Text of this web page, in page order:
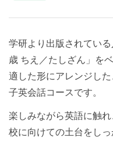
学研より出版されてい
歳 ちえ／たしざん」を
適した形にアレンジし
子英会話コースです。
楽しみながら英語に触
校に向けての土台をしっ